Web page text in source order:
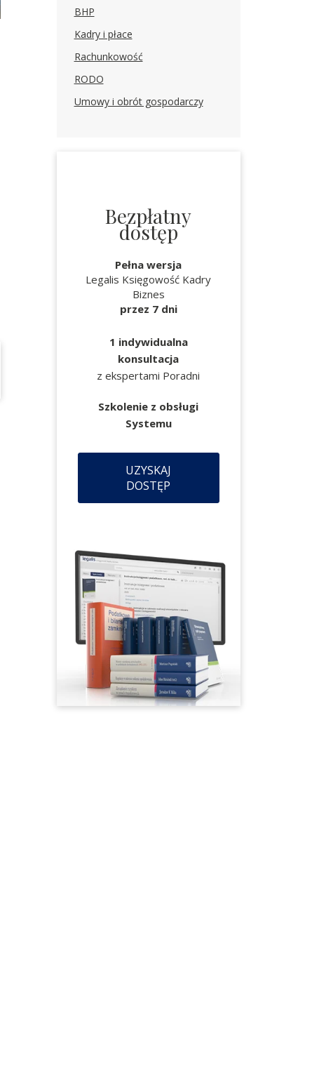
BHP
Kadry i płace
Rachunkowość
RODO
Umowy i obrót gospodarczy
Bezpłatny
dostęp
Pełna wersja
Legalis Księgowość Kadry
Biznes
przez 7 dni
1 indywidualna
konsultacja
z ekspertami Poradni
Szkolenie z obsługi
Systemu
UZYSKAJ
DOSTĘP